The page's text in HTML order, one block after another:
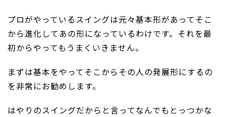
プロがやっているスイングは元々基本形があってそこ
から進化してあの形になっているわけです。それを最
初からやってもうまくいきません。
まずは基本をやってそこからその人の発展形にするの
を非常にお勧めします。
はやりのスイングだからと言ってなんでもとっつかな